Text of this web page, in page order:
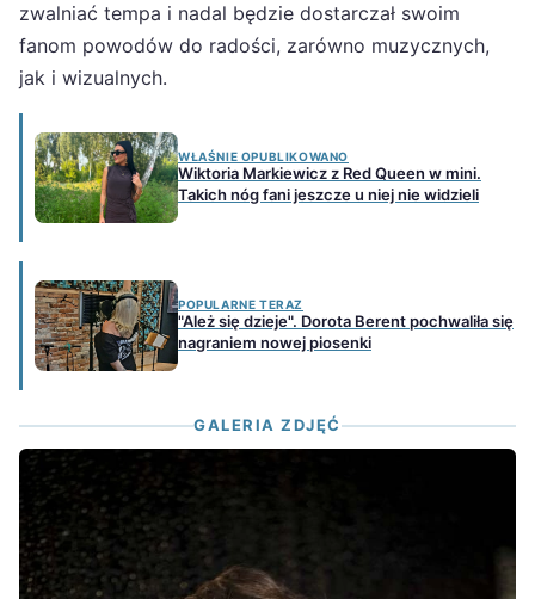
zwalniać tempa i nadal będzie dostarczał swoim
fanom powodów do radości, zarówno muzycznych,
jak i wizualnych.
WŁAŚNIE OPUBLIKOWANO
Wiktoria Markiewicz z Red Queen w mini.
Takich nóg fani jeszcze u niej nie widzieli
POPULARNE TERAZ
"Ależ się dzieje". Dorota Berent pochwaliła się
nagraniem nowej piosenki
GALERIA ZDJĘĆ